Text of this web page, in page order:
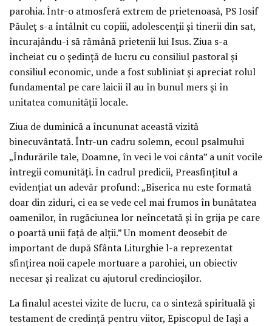
parohia. Într-o atmosferă extrem de prietenoasă, PS Iosif
Păuleț s-a întâlnit cu copiii, adolescenții și tinerii din sat,
încurajându-i să rămână prietenii lui Isus. Ziua s-a
încheiat cu o ședință de lucru cu consiliul pastoral și
consiliul economic, unde a fost subliniat și apreciat rolul
fundamental pe care laicii îl au în bunul mers și în
unitatea comunității locale.
Ziua de duminică a încununat această vizită
binecuvântată. Într-un cadru solemn, ecoul psalmului
„Îndurările tale, Doamne, în veci le voi cânta” a unit vocile
întregii comunități. În cadrul predicii, Preasfințitul a
evidențiat un adevăr profund: „Biserica nu este formată
doar din ziduri, ci ea se vede cel mai frumos în bunătatea
oamenilor, în rugăciunea lor neîncetată și în grija pe care
o poartă unii față de alții.” Un moment deosebit de
important de după Sfânta Liturghie l-a reprezentat
sfințirea noii capele mortuare a parohiei, un obiectiv
necesar și realizat cu ajutorul credincioșilor.
La finalul acestei vizite de lucru, ca o sinteză spirituală și
testament de credință pentru viitor, Episcopul de Iași a